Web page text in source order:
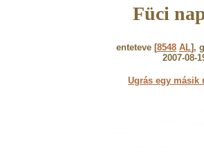
Füci
enteteve [8548 AL],
2007-08-
Ugrás egy másik